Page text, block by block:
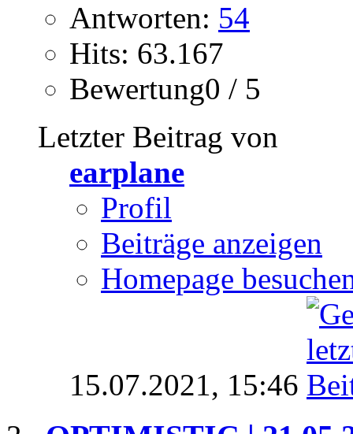
Antworten: 54
Hits: 63.167
Bewertung0 / 5
Letzter Beitrag von
earplane
Profil
Beiträge anzeigen
Homepage
15.07.2021, 15:46